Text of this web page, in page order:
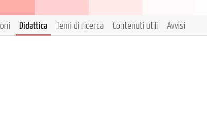
Didattica Temi di ricerca Contenuti utili Avvisi